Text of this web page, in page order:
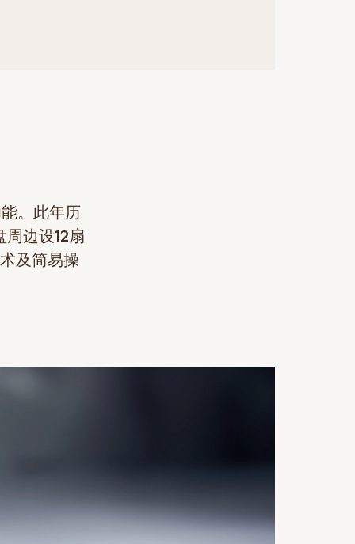
。此年历
边设12扇
及简易操